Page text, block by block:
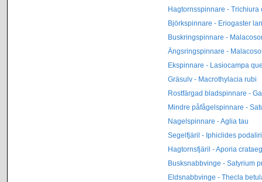
Hagtornsspinnare - Trichiura
Björkspinnare - Eriogaster
Buskringspinnare -
Ängsringspinnare -
Ekspinnare - Lasiocampa
Gräsulv - Macrothylacia rubi
Rostfärgad bladspinnare -
Mindre påfågelspinnare -
Nagelspinnare - Aglia tau
Segelfjäril - Iphiclides
Hagtornsfjäril - Aporia
Busksnabbvinge - Satyrium
Eldsnabbvinge - Thecla